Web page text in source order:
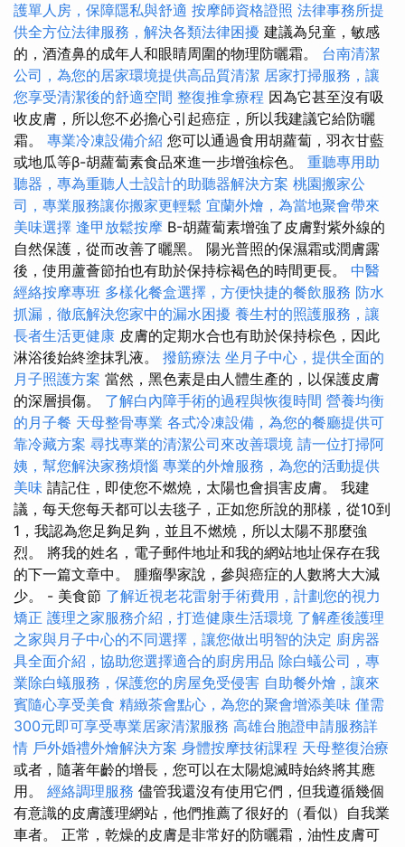
護單人房，保障隱私與舒適 按摩師資格證照 法律事務所提
供全方位法律服務，解決各類法律困擾 建議為兒童，敏感
的，酒渣鼻的成年人和眼睛周圍的物理防曬霜。 台南清潔
公司，為您的居家環境提供高品質清潔 居家打掃服務，讓
您享受清潔後的舒適空間 整復推拿療程 因為它甚至沒有吸
收皮膚，所以您不必擔心引起癌症，所以我建議它給防曬
霜。 專業冷凍設備介紹 您可以通過食用胡蘿蔔，羽衣甘藍
或地瓜等β-胡蘿蔔素食品來進一步增強棕色。 重聽專用助
聽器，專為重聽人士設計的助聽器解決方案 桃園搬家公
司，專業服務讓你搬家更輕鬆 宜蘭外燴，為當地聚會帶來
美味選擇 逢甲放鬆按摩 Β-胡蘿蔔素增強了皮膚對紫外線的
自然保護，從而改善了曬黑。 陽光普照的保濕霜或潤膚露
後，使用蘆薈節拍也有助於保持棕褐色的時間更長。 中醫
經絡按摩專班 多樣化餐盒選擇，方便快捷的餐飲服務 防水
抓漏，徹底解決您家中的漏水困擾 養生村的照護服務，讓
長者生活更健康 皮膚的定期水合也有助於保持棕色，因此
淋浴後始終塗抹乳液。 撥筋療法 坐月子中心，提供全面的
月子照護方案 當然，黑色素是由人體生產的，以保護皮膚
的深層損傷。 了解白內障手術的過程與恢復時間 營養均衡
的月子餐 天母整骨專業 各式冷凍設備，為您的餐廳提供可
靠冷藏方案 尋找專業的清潔公司來改善環境 請一位打掃阿
姨，幫您解決家務煩惱 專業的外燴服務，為您的活動提供
美味 請記住，即使您不燃燒，太陽也會損害皮膚。 我建
議，每天您每天都可以去毯子，正如您所說的那樣，從10到
1，我認為您足夠足夠，並且不燃燒，所以太陽不那麼強
烈。 將我的姓名，電子郵件地址和我的網站地址保存在我
的下一篇文章中。 腫瘤學家說，參與癌症的人數將大大減
少。 - 美食節 了解近視老花雷射手術費用，計劃您的視力
矯正 護理之家服務介紹，打造健康生活環境 了解產後護理
之家與月子中心的不同選擇，讓您做出明智的決定 廚房器
具全面介紹，協助您選擇適合的廚房用品 除白蟻公司，專
業除白蟻服務，保護您的房屋免受侵害 自助餐外燴，讓來
賓隨心享受美食 精緻茶會點心，為您的聚會增添美味 僅需
300元即可享受專業居家清潔服務 高雄台胞證申請服務詳
情 戶外婚禮外燴解決方案 身體按摩技術課程 天母整復治療
或者，隨著年齡的增長，您可以在太陽熄滅時始終將其應
用。 經絡調理服務 儘管我還沒有使用它們，但我遵循幾個
有意識的皮膚護理網站，他們推薦了很好的（看似）自我業
車者。 正常，乾燥的皮膚是非常好的防曬霜，油性皮膚可